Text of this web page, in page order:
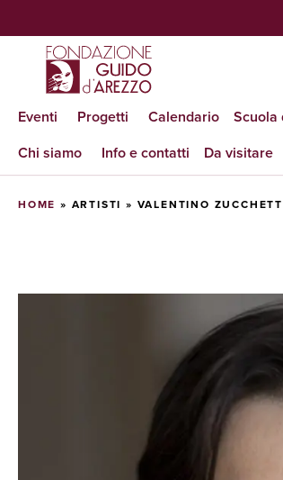
Eventi Progetti Calendario Scuola
Chi siamo
Info e contatti Da visitare
HOME » ARTISTI » VALENTINO